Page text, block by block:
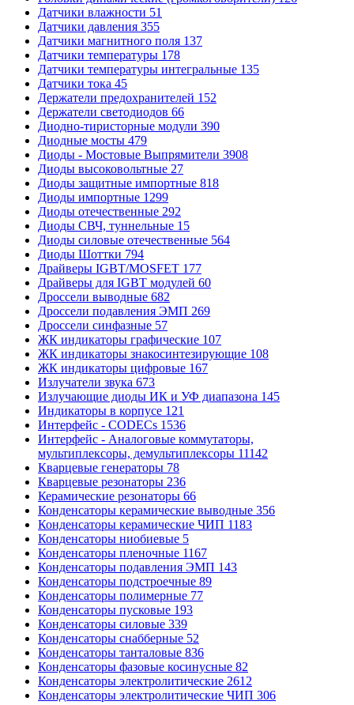
Датчики влажности 51
Датчики давления 355
Датчики магнитного поля 137
Датчики температуры 178
Датчики температуры интегральные 135
Датчики тока 45
Держатели предохранителей 152
Держатели светодиодов 66
Диодно-тиристорные модули 390
Диодные мосты 479
Диоды - Мостовые Выпрямители 3908
Диоды высоковольтные 27
Диоды защитные импортные 818
Диоды импортные 1299
Диоды отечественные 292
Диоды СВЧ, туннельные 15
Диоды силовые отечественные 564
Диоды Шоттки 794
Драйверы IGBT/MOSFET 177
Драйверы для IGBT модулей 60
Дроссели выводные 682
Дроссели подавления ЭМП 269
Дроссели синфазные 57
ЖК индикаторы графические 107
ЖК индикаторы знакосинтезирующие 108
ЖК индикаторы цифровые 167
Излучатели звука 673
Излучающие диоды ИК и УФ диапазона 145
Индикаторы в корпусе 121
Интерфейс - CODECs 1536
Интерфейс - Аналоговые коммутаторы,
мультиплексоры, демультиплексоры 11142
Кварцевые генераторы 78
Кварцевые резонаторы 236
Керамические резонаторы 66
Конденсаторы керамические выводные 356
Конденсаторы керамические ЧИП 1183
Конденсаторы ниобиевые 5
Конденсаторы пленочные 1167
Конденсаторы подавления ЭМП 143
Конденсаторы подстроечные 89
Конденсаторы полимерные 77
Конденсаторы пусковые 193
Конденсаторы силовые 339
Конденсаторы снабберные 52
Конденсаторы танталовые 836
Конденсаторы фазовые косинусные 82
Конденсаторы электролитические 2612
Конденсаторы электролитические ЧИП 306